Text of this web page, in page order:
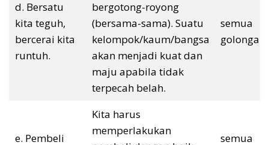
d. Bersatu
kita teguh,
bercerai kita
runtuh.
bergotong-royong
(bersama-sama). Suatu
kelompok/kaum/bangsa
akan menjadi kuat dan
maju apabila tidak
terpecah belah.
semua
golongan
e. Pembeli
Kita harus
memperlakukan
semua